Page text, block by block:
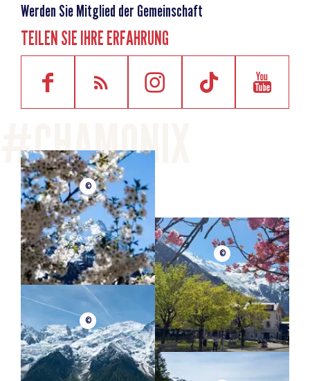
Werden Sie Mitglied der Gemeinschaft
TEILEN SIE IHRE ERFAHRUNG
©
©
©